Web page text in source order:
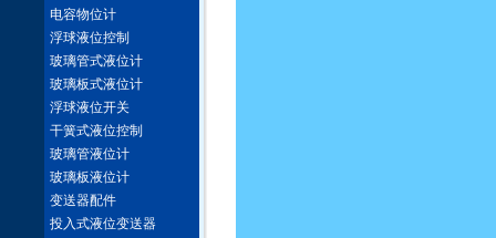
电容物位计
浮球液位控制
玻璃管式液位计
玻璃板式液位计
浮球液位开关
干簧式液位控制
玻璃管液位计
玻璃板液位计
变送器配件
投入式液位变送器